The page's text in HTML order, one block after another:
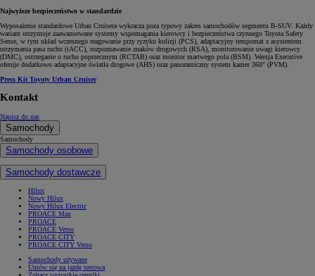
Najwyższe bezpieczeństwo w standardzie
Wyposażenie standardowe Urban Cruisera wykracza poza typowy zakres samochodów segmentu B-SUV. Każdy
wariant otrzymuje zaawansowane systemy wspomagania kierowcy i bezpieczeństwa czynnego Toyota Safety
Sense, w tym układ wczesnego reagowanie przy ryzyku kolizji (PCS), adaptacyjny tempomat z asystentem
utrzymania pasa ruchu (iACC), rozpoznawanie znaków drogowych (RSA), monitorowanie uwagi kierowcy
(DMC), ostrzeganie o ruchu poprzecznym (RCTAB) oraz monitor martwego pola (BSM). Wersja Executive
oferuje dodatkowo adaptacyjne światła drogowe (AHS) oraz panoramiczny system kamer 360° (PVM).
Press Kit Toyoty Urban Cruiser
Kontakt
Napisz do nas
Samochody
Samochody
Samochody osobowe
Samochody dostawcze
Hilux
Nowy Hilux
Nowy Hilux Electric
PROACE Max
PROACE
PROACE Verso
PROACE CITY
PROACE CITY Verso
Samochody używane
Umów się na jazdę testową